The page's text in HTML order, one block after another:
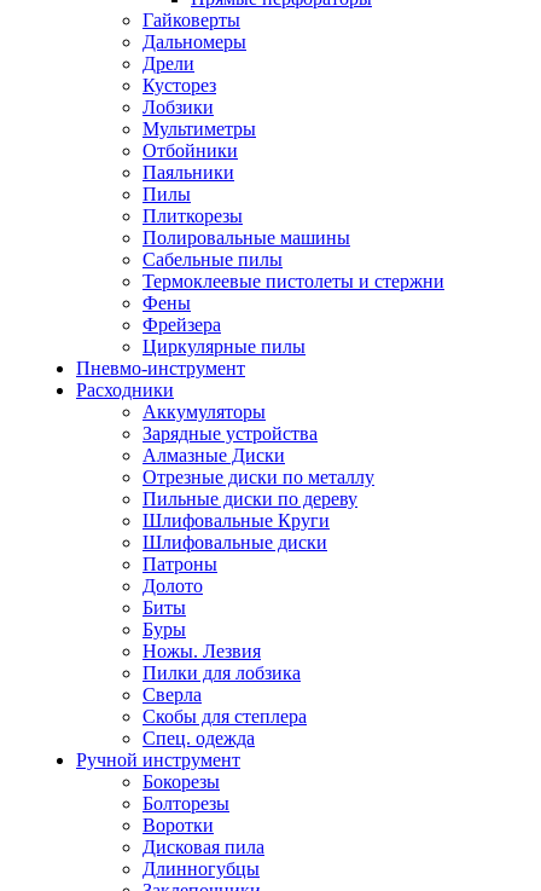
Гайковерты
Дальномеры
Дрели
Кусторез
Лобзики
Мультиметры
Отбойники
Паяльники
Пилы
Плиткорезы
Полировальные машины
Сабельные пилы
Термоклеевые пистолеты и стержни
Фены
Фрейзера
Циркулярные пилы
Пневмо-инструмент
Расходники
Аккумуляторы
Зарядные устройства
Алмазные Диски
Отрезные диски по металлу
Пильные диски по дереву
Шлифовальные Круги
Шлифовальные диски
Патроны
Долото
Биты
Буры
Ножы. Лезвия
Пилки для лобзика
Сверла
Скобы для степлера
Спец. одежда
Ручной инструмент
Бокорезы
Болторезы
Воротки
Дисковая пила
Длинногубцы